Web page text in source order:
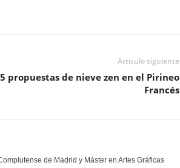
Artículo siguiente
5 propuestas de nieve zen en el Pirineo
Francés
de Madrid y Máster en Artes Gráficas